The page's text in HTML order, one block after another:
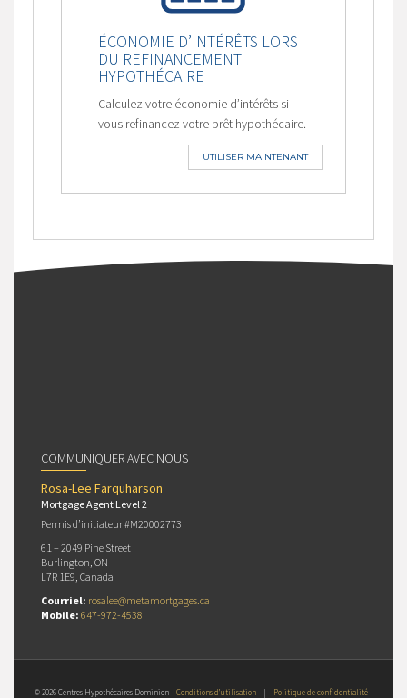
ÉCONOMIE D’INTÉRÊTS LORS
DU REFINANCEMENT
HYPOTHÉCAIRE
Calculez votre économie d’intérêts si
vous refinancez votre prêt hypothécaire.
UTILISER MAINTENANT
COMMUNIQUER AVEC NOUS
Rosa-Lee Farquharson
Mortgage Agent Level 2
Permis d’initiateur #M20002773
61 – 2049 Pine Street
Burlington, ON
L7R 1E9, Canada
Courriel: rosalee@metamortgages.ca
Mobile: 647-972-4538
© 2026 Centres Hypothécaires Dominion Conditions d’utilisation | Politique de confidentialité